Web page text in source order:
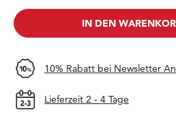
IN DEN
10% Rabatt bei Newsletter
Lieferzeit 2 - 4 Tage